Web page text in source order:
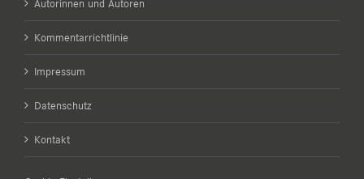
Autorinnen und Autoren
Kommentarrichtlinie
Impressum
Datenschutz
Kontakt